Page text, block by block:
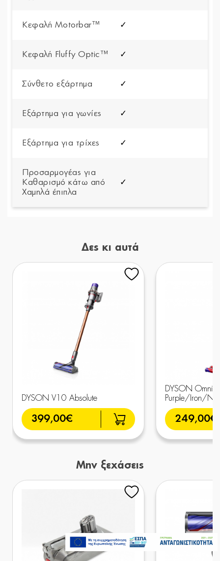
Κεφαλή Motorbar™ ✓
Κεφαλή Fluffy Optic™ ✓
Σύνθετο εξάρτημα ✓
Εξάρτημα για γωνίες ✓
Εξάρτημα για τρίχες ✓
Προσαρμογέας για
Καθαρισμό κάτω από
Χαμηλά έπιπλα
✓
Δες κι αυτά
DYSON V10 Absolute
399,00€
DYSON Omni-
Purple/Iron/
249,00€
Μην ξεχάσεις
Διαθέσιμο Κατόπιν
Παραγγελίας
599,00€